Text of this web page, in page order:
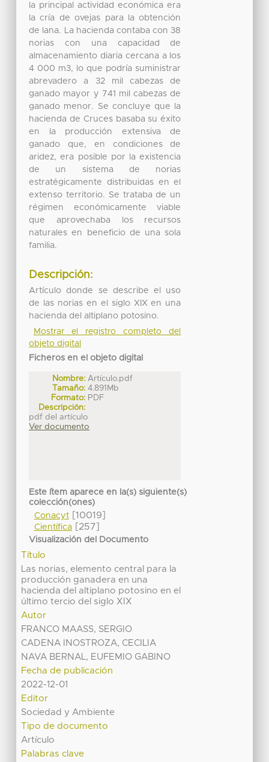
la principal actividad económica era
la cría de ovejas para la obtención
de lana. La hacienda contaba con 38
norias con una capacidad de
almacenamiento diaria cercana a los
4 000 m3, lo que podría suministrar
abrevadero a 32 mil cabezas de
ganado mayor y 741 mil cabezas de
ganado menor. Se concluye que la
hacienda de Cruces basaba su éxito
en la producción extensiva de
ganado que, en condiciones de
aridez, era posible por la existencia
de un sistema de norias
estratégicamente distribuidas en el
extenso territorio. Se trataba de un
régimen económicamente viable
que aprovechaba los recursos
naturales en beneficio de una sola
familia.
Descripción:
Artículo donde se describe el uso
de las norias en el siglo XIX en una
hacienda del altiplano potosino.
Mostrar el registro completo del
objeto digital
Ficheros en el objeto digital
Nombre: Artículo.pdf
Tamaño: 4.891Mb
Formato: PDF
Descripción:
pdf del artículo
Ver documento
Este ítem aparece en la(s) siguiente(s)
colección(ones)
Conacyt[10019]
Científica[257]
Visualización del Documento
Título
Las norias, elemento central para la
producción ganadera en una
hacienda del altiplano potosino en el
último tercio del siglo XIX
Autor
FRANCO MAASS, SERGIO
CADENA INOSTROZA, CECILIA
NAVA BERNAL, EUFEMIO GABINO
Fecha de publicación
2022-12-01
Editor
Sociedad y Ambiente
Tipo de documento
Artículo
Palabras clave